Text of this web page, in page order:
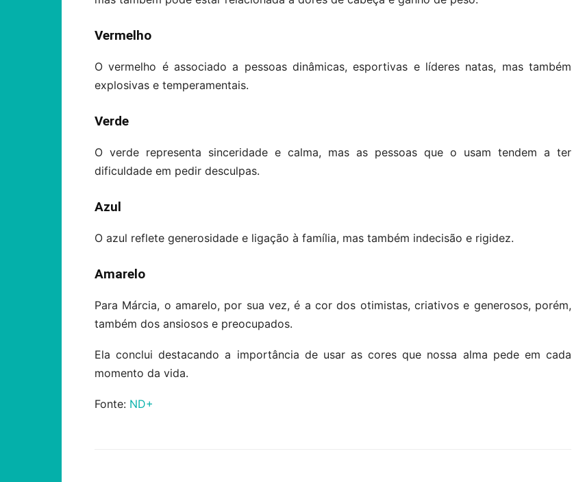
Vermelho
O vermelho é associado a pessoas dinâmicas, esportivas e líderes natas, mas também
explosivas e temperamentais.
Verde
O verde representa sinceridade e calma, mas as pessoas que o usam tendem a ter
dificuldade em pedir desculpas.
Azul
O azul reflete generosidade e ligação à família, mas também indecisão e rigidez.
Amarelo
Para Márcia, o amarelo, por sua vez, é a cor dos otimistas, criativos e generosos, porém,
também dos ansiosos e preocupados.
Ela conclui destacando a importância de usar as cores que nossa alma pede em cada
momento da vida.
Fonte: ND+